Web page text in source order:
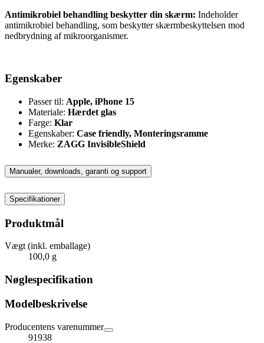
Antimikrobiel behandling beskytter din skærm: Indeholder
antimikrobiel behandling, som beskytter skærmbeskyttelsen mod
nedbrydning af mikroorganismer.
Egenskaber
Passer til: Apple, iPhone 15
Materiale: Hærdet glas
Farge: Klar
Egenskaber: Case friendly, Monteringsramme
Merke: ZAGG InvisibleShield
Manualer, downloads, garanti og support
Specifikationer
Produktmål
Vægt (inkl. emballage)
100,0 g
Nøglespecifikation
Modelbeskrivelse
Producentens varenummer
91938